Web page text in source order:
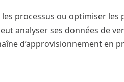
processus ou optimiser
analyser ses données de
d’approvisionnement en